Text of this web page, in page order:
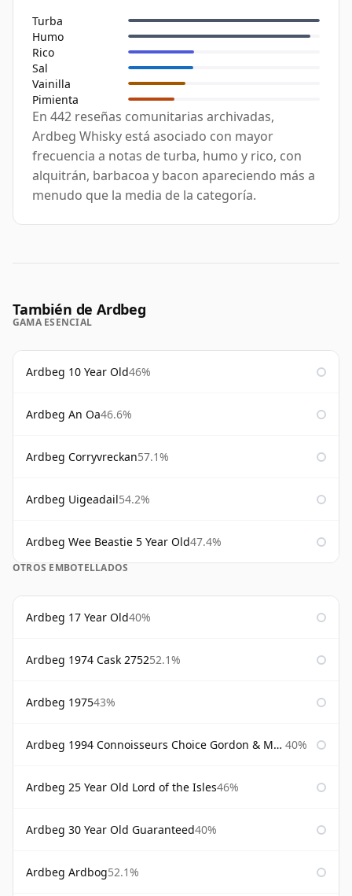
Turba
Humo
Rico
Sal
Vainilla
Pimienta
En 442 reseñas comunitarias archivadas,
Ardbeg Whisky está asociado con mayor
frecuencia a notas de turba, humo y rico, con
alquitrán, barbacoa y bacon apareciendo más a
menudo que la media de la categoría.
También de Ardbeg
GAMA ESENCIAL
Ardbeg 10 Year Old46%
Ardbeg An Oa46.6%
Ardbeg Corryvreckan57.1%
Ardbeg Uigeadail54.2%
Ardbeg Wee Beastie 5 Year Old47.4%
OTROS EMBOTELLADOS
Ardbeg 17 Year Old40%
Ardbeg 1974 Cask 275252.1%
Ardbeg 197543%
Ardbeg 1994 Connoisseurs Choice Gordon & Macphail 40%
Ardbeg 25 Year Old Lord of the Isles46%
Ardbeg 30 Year Old Guaranteed40%
Ardbeg Ardbog52.1%